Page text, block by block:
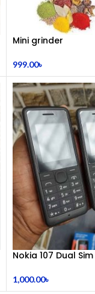
Mini grinder
999.00৳
Nokia 107 Dual
1,000.00৳